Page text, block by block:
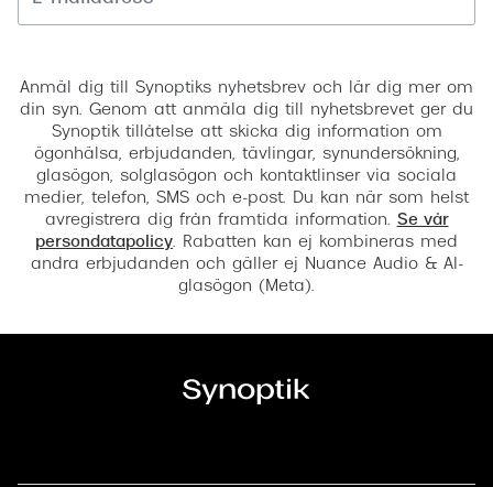
Anmäl dig till Synoptiks nyhetsbrev och lär dig mer om
din syn. Genom att anmäla dig till nyhetsbrevet ger du
Synoptik tillåtelse att skicka dig information om
ögonhälsa, erbjudanden, tävlingar, synundersökning,
glasögon, solglasögon och kontaktlinser via sociala
medier, telefon, SMS och e-post. Du kan när som helst
avregistrera dig från framtida information. Se vår
persondatapolicy. Rabatten kan ej kombineras med
andra erbjudanden och gäller ej Nuance Audio & AI-
glasögon (Meta).